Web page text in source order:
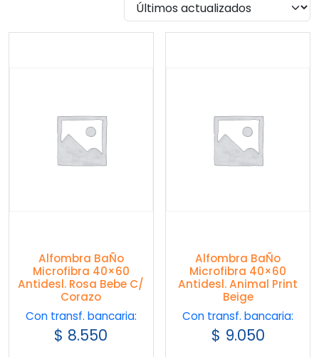
Alfombra BaÑo
Microfibra 40×60
Antidesl. Rosa Bebe C/
Corazo
Con transf. bancaria:
$ 8.550
Alfombra BaÑo
Microfibra 40×60
Antidesl. Animal Print
Beige
Con transf. bancaria:
$ 9.050